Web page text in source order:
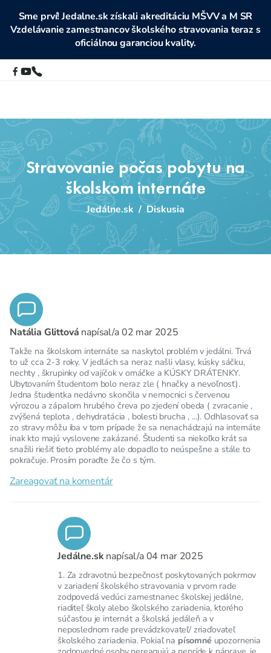
Sme prví! Jedalne.sk získali akreditáciu MŠVV a M SR
Vzdelávanie zamestnancov školského stravovania teraz s
oficiálnou garanciou kvality.
Stravovanie počas pobytu na
školskom internáte
Jedálne.sk / Diskusia
Natália Glittová napísal/a02 mar 2025
Takže na školskom internáte sa naskytol problém v jedálni. Trvá
to už cca 2-3 roky. V jedlách sa neraz našli vlasy, kúsky sáčku,
nechty , škrupinky od vajíčok v omáčke a KÚSKY DRÁTENKY.
Ubytovaním študentom bolo neraz zle ( hnačky a nevoľnosť).
Jedna študentka nedávno skončila v nemocnici s červenou
výrozou a zápalom hrubého čreva po zjedení obeda ( zvracanie ,
zvýšená teplota , dehydratácia , bolesti brucha , ...). Odhlasovať sa
zo stravy môžu iba v tom prípade že sa nenachádzajú na internáte
inak kto majú vyslovene zakázané. Študenti sa niekoľko krát sa
snažili riešiť tieto problémy ale dopadlo to neúspešne a stále to
pokračuje. Prosím poraďte že čo s tým.
Zareagovať na komentár
Jedálne.sk napísal/a04 mar 2025
1. Za zdravotnú bezpečnosť poskytovaných pokrmov
v zariadení školského stravovania v prvom rade
zodpovedá vedúci zamestnanec školskej jedálne,
riaditeľ školy alebo školského zariadenia, ktorého
súčasťou je internát a školská jedáleň a v
neposlednom rade prevádzkovateľ/ zriaďovateľ
školského zariadenia. Pokiaľ na písomnéupozornenia